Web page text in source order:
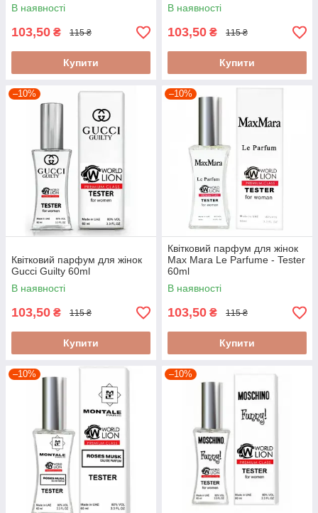
В наявності
103,50 ₴ 115 ₴
Купити
В наявності
103,50 ₴ 115 ₴
Купити
–10%
Квітковий парфум для жінок
Gucci Guilty 60ml
В наявності
103,50 ₴ 115 ₴
Купити
–10%
Квітковий парфум для жінок
Max Mara Le Parfume - Tester
60ml
В наявності
103,50 ₴ 115 ₴
Купити
–10% –10%